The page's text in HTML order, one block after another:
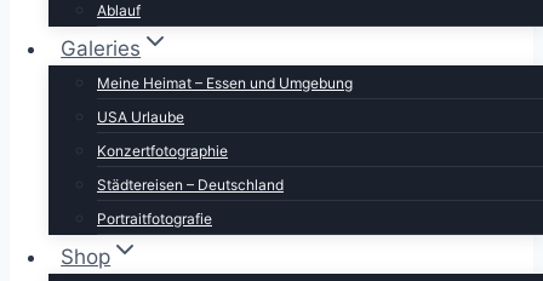
Ablauf
Galeries
Meine Heimat – Essen und Umgebung
USA Urlaube
Konzertfotographie
Städtereisen – Deutschland
Portraitfotografie
Shop